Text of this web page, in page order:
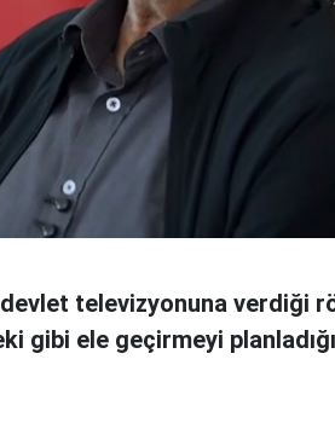
televizyonuna verdiği
gibi ele geçirmeyi